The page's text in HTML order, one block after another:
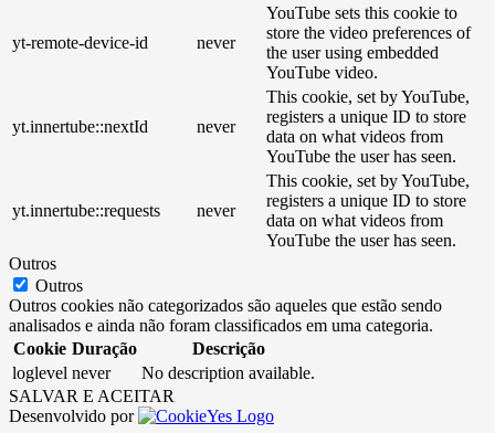
yt-remote-device-id never
YouTube sets this cookie to
store the video preferences of
the user using embedded
YouTube video.
yt.innertube::nextId never
This cookie, set by YouTube,
registers a unique ID to store
data on what videos from
YouTube the user has seen.
yt.innertube::requests never
This cookie, set by YouTube,
registers a unique ID to store
data on what videos from
YouTube the user has seen.
Outros
Outros
Outros cookies não categorizados são aqueles que estão sendo
analisados ​​e ainda não foram classificados em uma categoria.
Cookie Duração
Descrição
loglevel never
No description available.
SALVAR E ACEITAR
Desenvolvido por